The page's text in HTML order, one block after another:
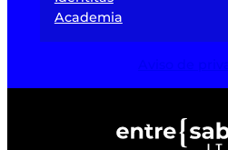
Academia